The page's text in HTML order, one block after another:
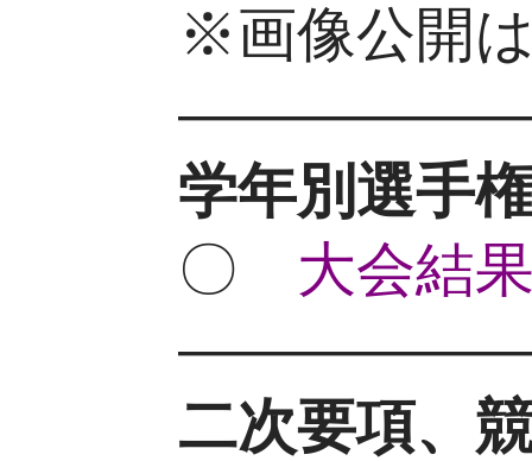
※画像公開
学年別選手
〇 大会結
二次要項、